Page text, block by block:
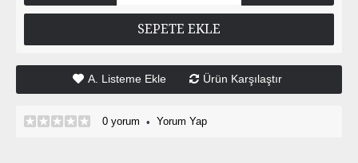
SEPETE EKLE
A. Listeme Ekle Ürün Karşılaştır
0 yorum • Yorum Yap